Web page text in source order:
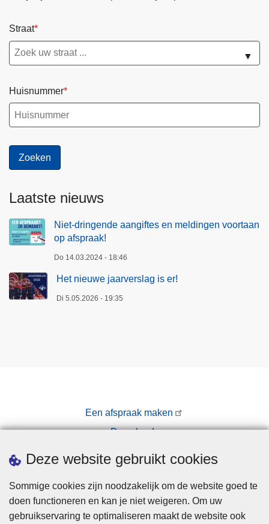
Deze website gebruikt cookies
Sommige cookies zijn noodzakelijk om de website goed te
doen functioneren en kan je niet weigeren. Om uw
gebruikservaring te optimaliseren maakt de website ook
Straat
▼
Huisnummer
Laatste nieuws
Niet-dringende aangiftes en meldingen voortaan
op afspraak!
Do 14.03.2024 - 18:46
Het nieuwe jaarverslag is er!
Di 5.05.2026 - 19:35
Een afspraak maken
Downloads
Pers